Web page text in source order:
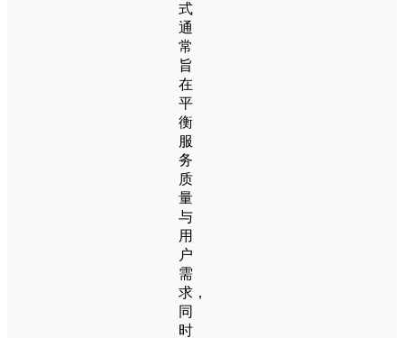
式
通
常
旨
在
平
衡
服
务
质
量
与
用
户
需
求，
同
时